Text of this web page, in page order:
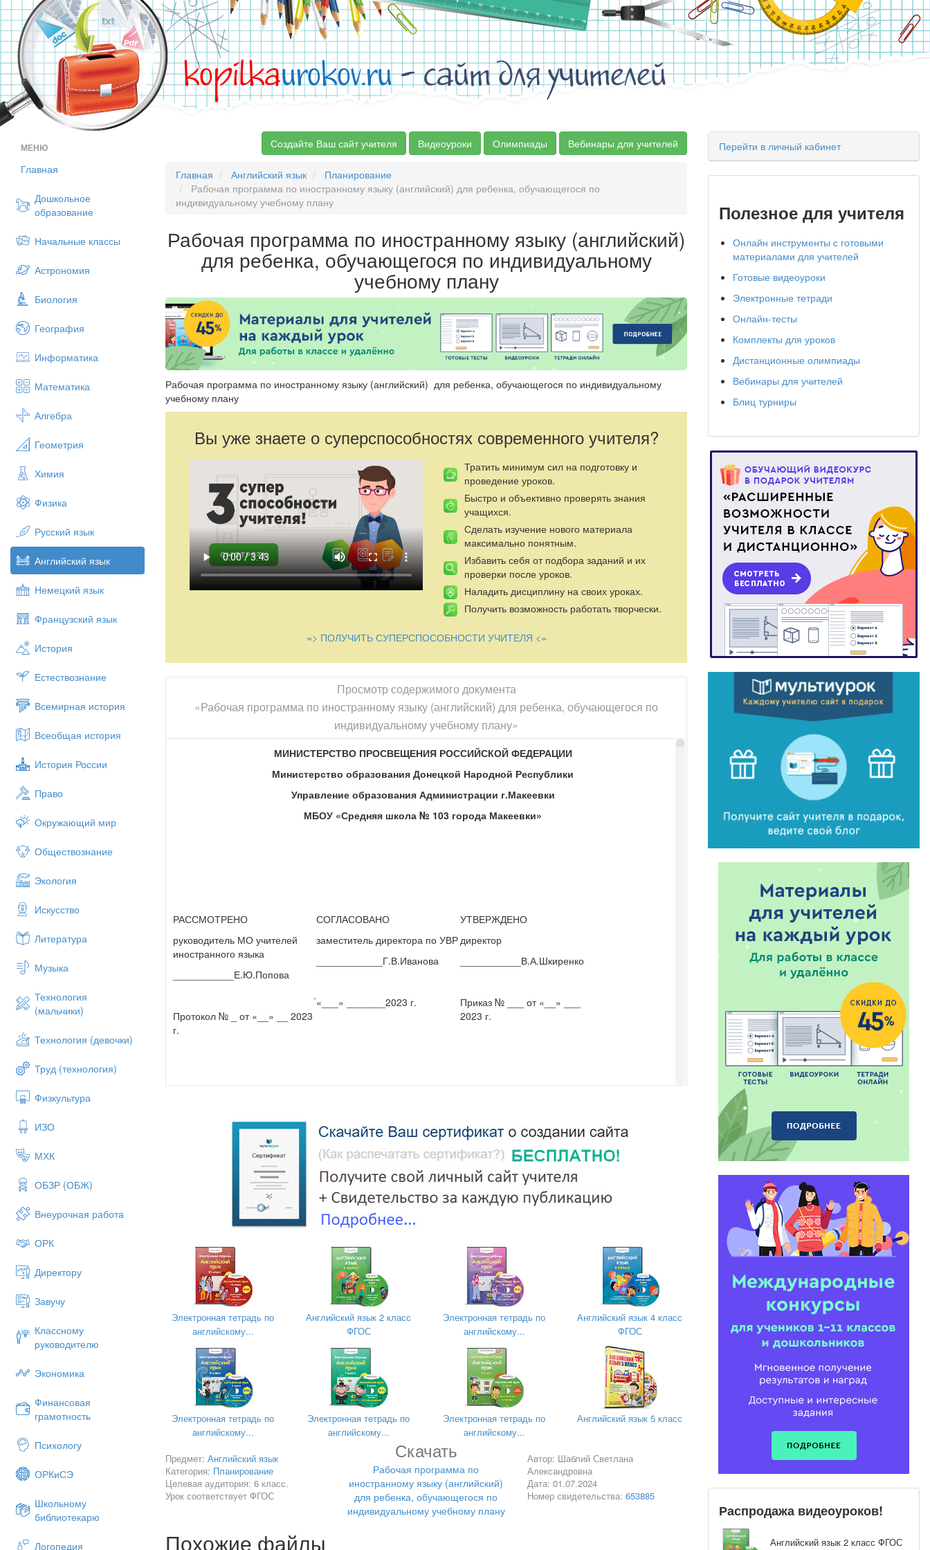
kopilkaurokov.ru- сайт для учителей
МЕНЮ
Главная
Дошкольное
образование
Начальные классы
Астрономия
Биология
География
Информатика
Математика
Алгебра
Геометрия
Химия
Физика
Русский язык
Английский язык
Немецкий язык
Французский язык
История
Естествознание
Всемирная история
Всеобщая история
История России
Право
Окружающий мир
Обществознание
Экология
Искусство
Литература
Музыка
Технология
(мальчики)
Технология (девочки)
Труд (технология)
Физкультура
ИЗО
МХК
ОБЗР (ОБЖ)
Внеурочная работа
ОРК
Директору
Завучу
Классному
руководителю
Экономика
Финансовая
грамотность
Психологу
ОРКиСЭ
Школьному
библиотекарю
Логопедия
Создайте Ваш сайт учителя Видеоуроки Олимпиады Вебинары для учителей
Главная Английский язык
Планирование
Рабочая программа по иностранному языку (английский) для ребенка, обучающегося по
индивидуальному учебному плану
Рабочая программа по иностранному языку (английский)
для ребенка, обучающегося по индивидуальному
учебному плану
Рабочая программа по иностранному языку (английский) для ребенка, обучающегося по индивидуальному
учебному плану
Вы уже знаете о суперспособностях современного учителя?
Тратить минимум сил на подготовку и
проведение уроков.
Быстро и объективно проверять знания
учащихся.
Сделать изучение нового материала
максимально понятным.
Избавить себя от подбора заданий и их
проверки после уроков.
Наладить дисциплину на своих уроках.
Получить возможность работать творчески.
=> ПОЛУЧИТЬ СУПЕРСПОСОБНОСТИ УЧИТЕЛЯ <=
Просмотр содержимого документа
«Рабочая программа по иностранному языку (английский) для ребенка, обучающегося по
индивидуальному учебному плану»
МИНИСТЕРСТВО ПРОСВЕЩЕНИЯ РОССИЙСКОЙ ФЕДЕРАЦИИ
Министерство образования Донецкой Народной Республики
Управление образования Администрации г.Макеевки‌
МБОУ «Средняя школа № 103 города Макеевки»
РАССМОТРЕНО
руководитель МО учителей
иностранного языка
___________Е.Ю.Попова
.
Протокол № _ от «__» __ 2023
г.
СОГЛАСОВАНО
заместитель директора по УВР
____________Г.В.Иванова
«___» _______2023 г.
УТВЕРЖДЕНО
директор
___________В.А.Шкиренко
Приказ № ___ от «__» ___
2023 г.
РАБОЧАЯ ПРОГРАММА
учебного предмета «Иностранный (английский) язык»
обучающегося по индивидуальному учебному плану
г.Макеевка 2023 г.‌
ПОЯСНИТЕЛЬНАЯ ЗАПИСКА
Электронная тетрадь по
английскому...
Английский язык 2 класс
ФГОС
Электронная тетрадь по
английскому...
Английский язык 4 класс
ФГОС
Электронная тетрадь по
английскому...
Электронная тетрадь по
английскому...
Электронная тетрадь по
английскому...
Английский язык 5 класс
Предмет: Английский язык
Категория: Планирование
Целевая аудитория: 6 класс.
Урок соответствует ФГОС
Скачать
Рабочая программа по
иностранному языку (английский)
для ребенка, обучающегося по
индивидуальному учебному плану
Автор: Шаблий Светлана
Александровна
Дата: 01.07.2024
Номер свидетельства: 653885
Похожие файлы
Перейти в личный кабинет
Полезное для учителя
Онлайн инструменты с готовыми
материалами для учителей
Готовые видеоуроки
Электронные тетради
Онлайн-тесты
Комплекты для уроков
Дистанционные олимпиады
Вебинары для учителей
Блиц турниры
Распродажа видеоуроков!
Английский язык 2 класс ФГОС